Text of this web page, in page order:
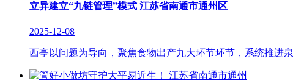
立异建立“九链管理”模式 江苏省南通市通州区
2025-12-08
西亭以问题为导向，聚焦食物出产九大环节环节，系统推进